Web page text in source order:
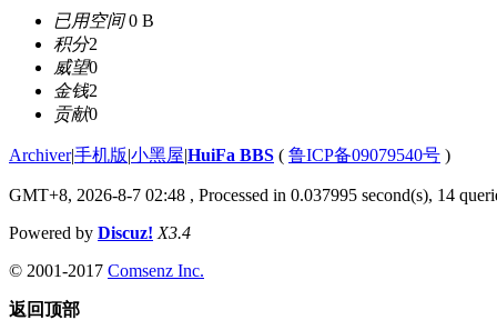
已用空间0 B
积分2
威望0
金钱2
贡献0
Archiver|手机版|小黑屋|HuiFa BBS ( 鲁ICP备09079540号 )
GMT+8, 2026-8-7 02:48 , Processed in 0.037995 second(s), 14
Powered by Discuz! X3.4
© 2001-2017 Comsenz Inc.
返回顶部